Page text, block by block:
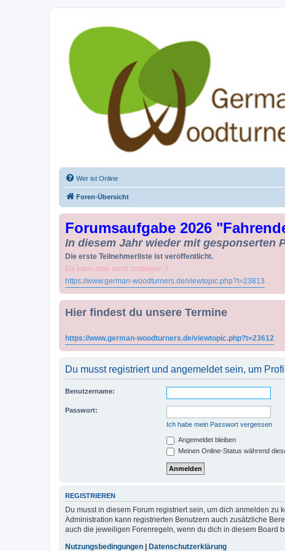
Drechseln und Kunsthandwerk -
Der Treffpunkt für Drechsler und Freunde des Kunsthandwerks
Wer ist Online
Foren-Übersicht
Forumsaufgabe 2026
In diesem Jahr wieder mit gesponserten
Die erste Teilnehmerliste ist veröffentlicht.
Da kann man noch zusteigen !!
https://www.german-woodturners.de/viewtopic.php?t=23813
Hier findest du unsere Termine
https://www.german-woodturners.de/viewtopic.php?t=23612
Du musst registriert und angemeldet sein, um
Benutzername:
Passwort:
Ich habe mein Passwort vergessen
Angemeldet bleiben
Meinen Online-Status während
REGISTRIEREN
Du musst in diesem Forum registriert sein, um dich anmelden
Administration kann registrierten Benutzern auch zusätzliche
auch die jeweiligen Forenregeln, wenn du dich in diesem Board
Nutzungsbedingungen
Datenschutzerklärung